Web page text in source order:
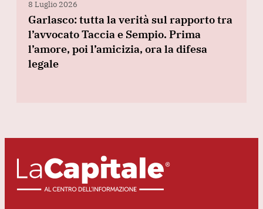
8 Luglio 2026
Garlasco: tutta la verità sul rapporto tra
l’avvocato Taccia e Sempio. Prima
l’amore, poi l’amicizia, ora la difesa
legale